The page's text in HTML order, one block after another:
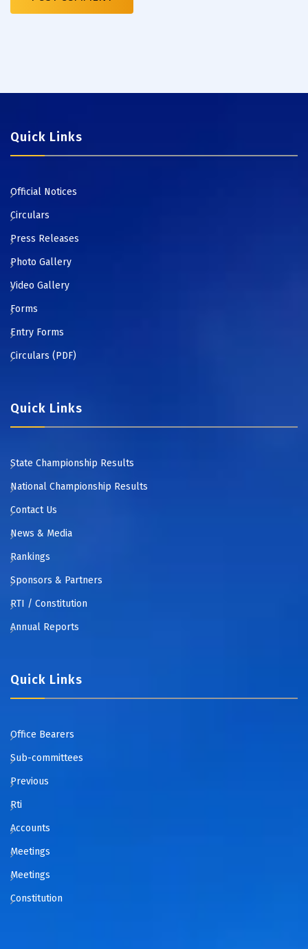
Quick Links
Official Notices
Circulars
Press Releases
Photo Gallery
Video Gallery
Forms
Entry Forms
Circulars (PDF)
Quick Links
State Championship Results
National Championship Results
Contact Us
News & Media
Rankings
Sponsors & Partners
RTI / Constitution
Annual Reports
Quick Links
Office Bearers
Sub-committees
Previous
Rti
Accounts
Meetings
Meetings
Constitution